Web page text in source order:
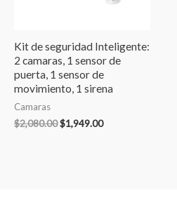
Kit de seguridad Inteligente:
2 camaras, 1 sensor de
puerta, 1 sensor de
movimiento, 1 sirena
Camaras
$2,080.00$1,949.00